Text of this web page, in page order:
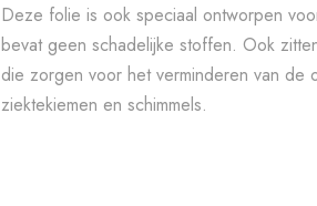
Deze folie is ook speciaal ontworpen
bevat geen schadelijke stoffen. Ook
die zorgen voor het verminderen van de
ziektekiemen en schimmels.